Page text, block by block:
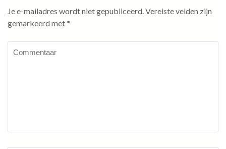
Je e-mailadres wordt niet gepubliceerd. Vereiste velden zijn
gemarkeerd met*